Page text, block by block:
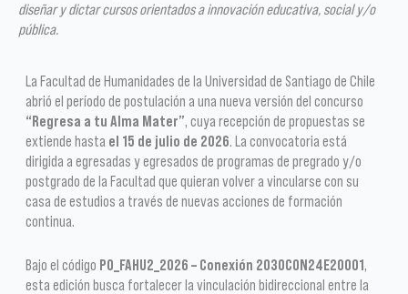
diseñar y dictar cursos orientados a innovación educativa, social y/o
pública.
La Facultad de Humanidades de la Universidad de Santiago de Chile
abrió el período de postulación a una nueva versión del concurso
“Regresa a tu Alma Mater” , cuya recepción de propuestas se
extiende hasta el 15 de julio de 2026 . La convocatoria está
dirigida a egresadas y egresados de programas de pregrado y/o
postgrado de la Facultad que quieran volver a vincularse con su
casa de estudios a través de nuevas acciones de formación
continua.
Bajo el código PO_FAHU2_2026 – Conexión 2030CON24E20001,
esta edición busca fortalecer la vinculación bidireccional entre la